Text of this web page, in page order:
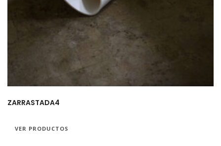
ZARRASTADA4
VER PRODUCTOS